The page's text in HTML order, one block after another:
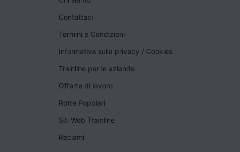
Contattaci
Termini e Condizioni
Informativa sulla privacy / Cookies
Trainline per le aziende
Offerte di lavoro
Rotte Popolari
Siti Web Trainline
Reclami